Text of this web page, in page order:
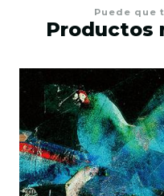
Puede que
Productos